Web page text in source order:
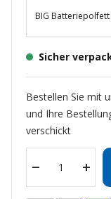
BIG Batteriepolfett
Sicher
Bestellen Sie mit
und Ihre
verschickt
Menge
verringern
Menge